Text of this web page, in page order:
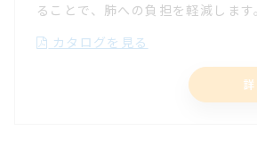
ることで、肺への負担を軽減します
カタログを見る